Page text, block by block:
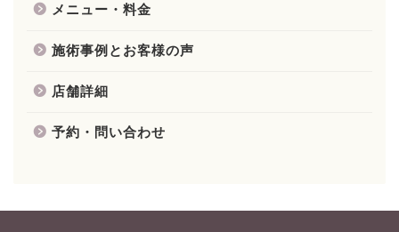
メニュー・料金
施術事例とお客様の声
店舗詳細
予約・問い合わせ